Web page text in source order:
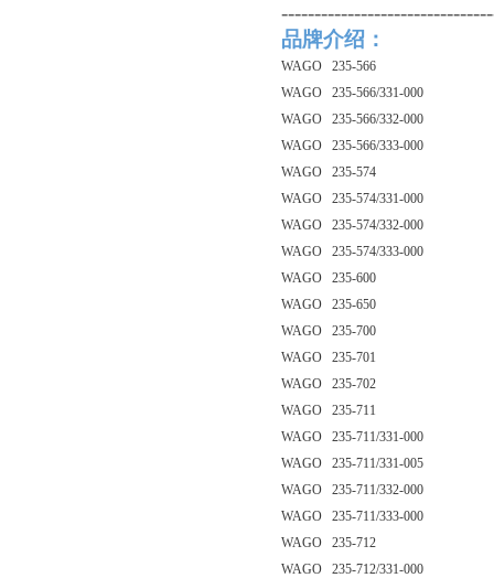
品牌介绍：
WAGO 235-566
WAGO 235-566/331-000
WAGO 235-566/332-000
WAGO 235-566/333-000
WAGO 235-574
WAGO 235-574/331-000
WAGO 235-574/332-000
WAGO 235-574/333-000
WAGO 235-600
WAGO 235-650
WAGO 235-700
WAGO 235-701
WAGO 235-702
WAGO 235-711
WAGO 235-711/331-000
WAGO 235-711/331-005
WAGO 235-711/332-000
WAGO 235-711/333-000
WAGO 235-712
WAGO 235-712/331-000